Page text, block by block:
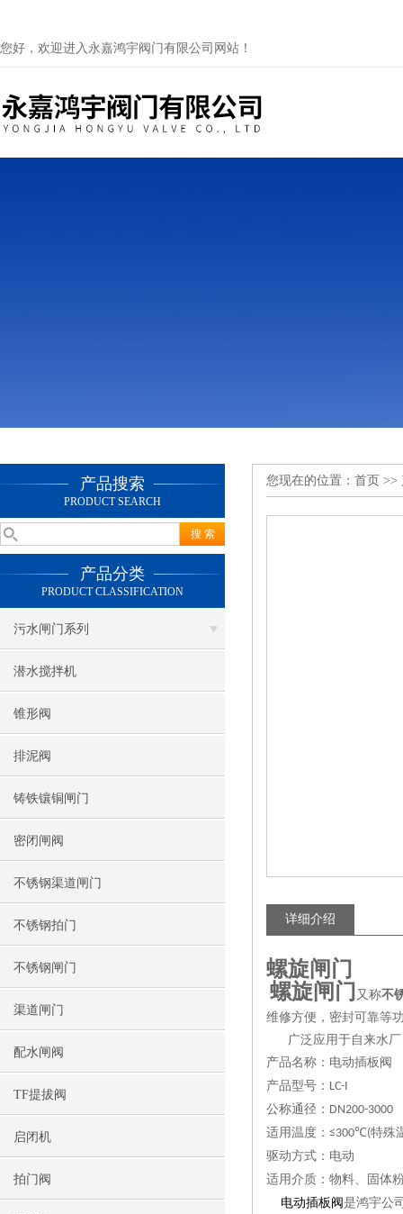
您好，欢迎进入永嘉鸿宇阀门有限公司网站！
产品搜索
PRODUCT SEARCH
产品分类
PRODUCT CLASSIFICATION
污水闸门系列
潜水搅拌机
锥形阀
排泥阀
铸铁镶铜闸门
密闭闸阀
不锈钢渠道闸门
不锈钢拍门
不锈钢闸门
渠道闸门
配水闸阀
TF提拔阀
启闭机
拍门阀
您现在的位置： 首页 >>
详细介绍
螺旋闸门
螺旋闸门 又称不
维修方便，密封可靠等
广泛应用于自来水厂
产品名称：电动插板阀
产品型号： LC-I
公称通径： DN200-3000
适用温度： ≤300℃(特殊
驱动方式：电动
适用介质：物料、固体
电动插板阀是鸿宇公